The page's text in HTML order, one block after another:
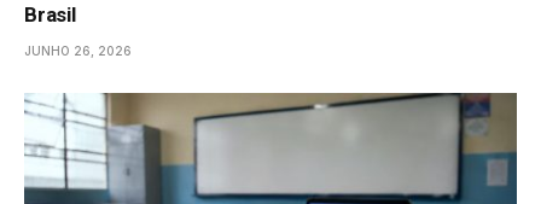
Brasil
JUNHO 26, 2026